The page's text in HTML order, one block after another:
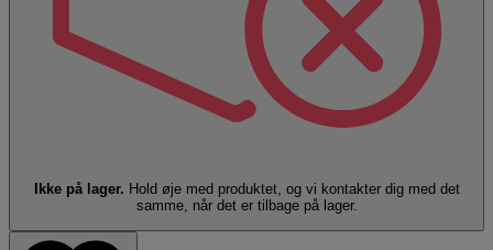
Ikke på lager. Hold øje med produktet, og vi kontakter dig med det
samme, når det er tilbage på lager.